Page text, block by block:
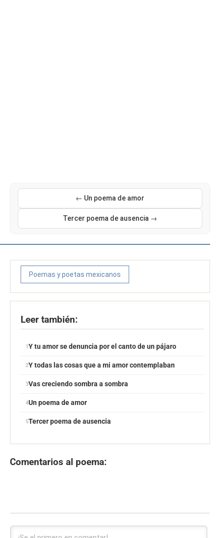
← Un poema de amor
Tercer poema de ausencia →
Poemas y poetas mexicanos
Leer también:
Y tu amor se denuncia por el canto de un pájaro
Y todas las cosas que a mi amor contemplaban
Vas creciendo sombra a sombra
Un poema de amor
Tercer poema de ausencia
Comentarios al poema: